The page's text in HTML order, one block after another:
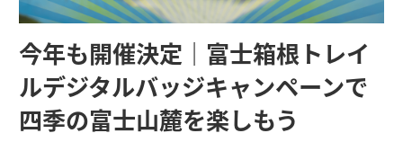
今年も開催決定｜富士箱根トレイ
ルデジタルバッジキャンペーンで
四季の富士山麓を楽しもう